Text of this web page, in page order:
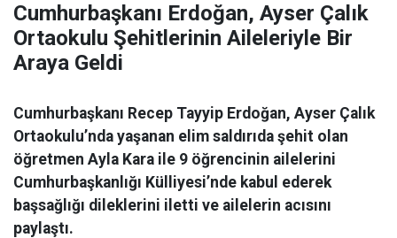
Cumhurbaşkanı Erdoğan, Ayser Çalık
Ortaokulu Şehitlerinin Aileleriyle Bir
Araya Geldi
Cumhurbaşkanı Recep Tayyip Erdoğan, Ayser Çalık
Ortaokulu’nda yaşanan elim saldırıda şehit olan
öğretmen Ayla Kara ile 9 öğrencinin ailelerini
Cumhurbaşkanlığı Külliyesi’nde kabul ederek
başsağlığı dileklerini iletti ve ailelerin acısını
paylaştı.